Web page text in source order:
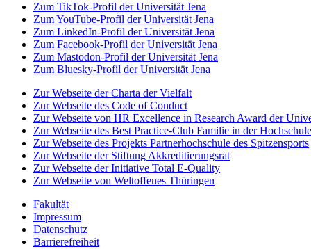
Zum TikTok-Profil der Universität Jena
Zum YouTube-Profil der Universität Jena
Zum LinkedIn-Profil der Universität Jena
Zum Facebook-Profil der Universität Jena
Zum Mastodon-Profil der Universität Jena
Zum Bluesky-Profil der Universität Jena
Zur Webseite der Charta der Vielfalt
Zur Webseite des Code of Conduct
Zur Webseite von HR Excellence in Research Award der
Zur Webseite des Best Practice-Club Familie in der Hochschule
Zur Webseite des Projekts Partnerhochschule des Spitzensports
Zur Webseite der Stiftung Akkreditierungsrat
Zur Webseite der Initiative Total E-Quality
Zur Webseite von Weltoffenes Thüringen
Fakultät
Impressum
Datenschutz
Barrierefreiheit